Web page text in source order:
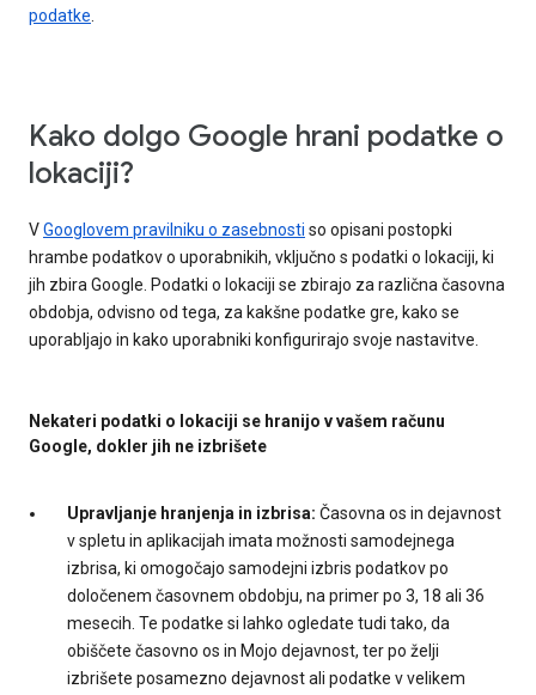
podatke.
Kako dolgo Google hrani podatke o
lokaciji?
VGooglovem pravilniku o zasebnosti so opisani postopki
hrambe podatkov o uporabnikih, vključno s podatki o lokaciji, ki
jih zbira Google. Podatki o lokaciji se zbirajo za različna časovna
obdobja, odvisno od tega, za kakšne podatke gre, kako se
uporabljajo in kako uporabniki konfigurirajo svoje nastavitve.
Nekateri podatki o lokaciji se hranijo v vašem računu
Google, dokler jih ne izbrišete
Upravljanje hranjenja in izbrisa: Časovna os in dejavnost
v spletu in aplikacijah imata možnosti samodejnega
izbrisa, ki omogočajo samodejni izbris podatkov po
določenem časovnem obdobju, na primer po 3, 18 ali 36
mesecih. Te podatke si lahko ogledate tudi tako, da
obiščete časovno os in Mojo dejavnost, ter po želji
izbrišete posamezno dejavnost ali podatke v velikem